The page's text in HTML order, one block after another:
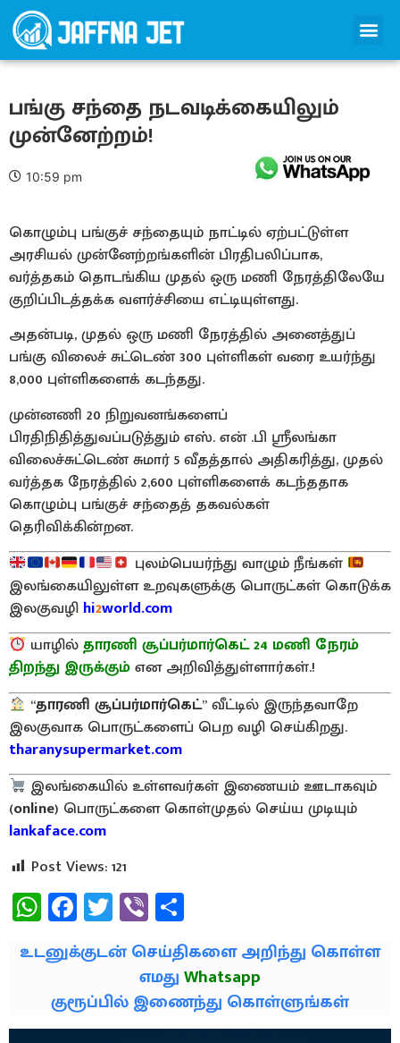
பங்கு சந்தை நடவடிக்கையிலும்
முன்னேற்றம்!
10:59 pm
கொழும்பு பங்குச் சந்தையும் நாட்டில் ஏற்பட்டுள்ள
அரசியல் முன்னேற்றங்களின் பிரதிபலிப்பாக,
வர்த்தகம் தொடங்கிய முதல் ஒரு மணி நேரத்திலேயே
குறிப்பிடத்தக்க வளர்ச்சியை எட்டியுள்ளது.
அதன்படி, முதல் ஒரு மணி நேரத்தில் அனைத்துப்
பங்கு விலைச் சுட்டெண் 300 புள்ளிகள் வரை உயர்ந்து
8,000 புள்ளிகளைக் கடந்தது.
முன்னணி 20 நிறுவனங்களைப்
பிரதிநிதித்துவப்படுத்தும் எஸ். என் .பி ஸ்ரீலங்கா
விலைச்சுட்டெண் சுமார் 5 வீதத்தால் அதிகரித்து, முதல்
வர்த்தக நேரத்தில் 2,600 புள்ளிகளைக் கடந்ததாக
கொழும்பு பங்குச் சந்தைத் தகவல்கள்
தெரிவிக்கின்றன.
புலம்பெயர்ந்து வாழும் நீங்கள்
இலங்கையிலுள்ள உறவுகளுக்கு பொருட்கள் கொடுக்க
இலகுவழி hi2world.com
யாழில்தாரணி சூப்பர்மார்கெட் 24 மணி நேரம்
திறந்து இருக்கும்என அறிவித்துள்ளார்கள்.!
“தாரணி சூப்பர்மார்கெட்” வீட்டில் இருந்தவாறே
இலகுவாக பொருட்களைப் பெற வழி செய்கிறது.
tharanysupermarket.com
இலங்கையில் உள்ளவர்கள் இணையம் ஊடாகவும்
(online) பொருட்களை கொள்முதல் செய்ய முடியும்
lankaface.com
Post Views:121
WhatsApp
Facebook
Twitter
Viber
உடனுக்குடன் செய்திகளை அறிந்து கொள்ள
எமதுWhatsapp
குரூப்பில் இணைந்து கொள்ளுங்கள்